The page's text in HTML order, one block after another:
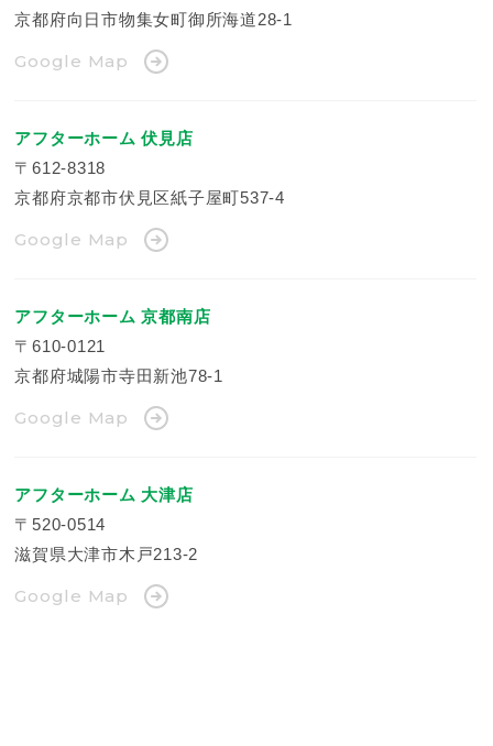
京都府向日市物集女町御所海道28-1
Google Map
アフターホーム 伏見店
〒612-8318
京都府京都市伏見区紙子屋町537-4
Google Map
アフターホーム 京都南店
〒610-0121
京都府城陽市寺田新池78-1
Google Map
アフターホーム 大津店
〒520-0514
滋賀県大津市木戸213-2
Google Map